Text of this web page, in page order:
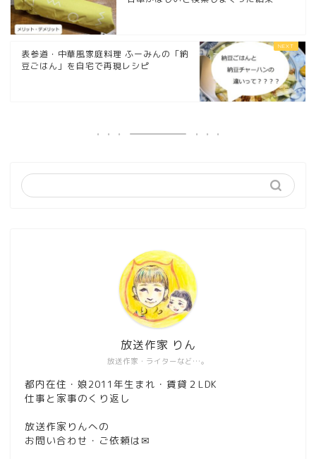
表参道・中華風家庭料理 ふーみんの「納
豆ごはん」を自宅で再現レシピ
放送作家・ライターなど…。
放送作家 りん
都内在住・娘2011年生まれ・賃貸２LDK
仕事と家事のくり返し
放送作家りんへの
お問い合わせ・ご依頼は ✉